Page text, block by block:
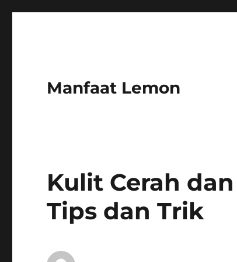
Manfaat Lemon
Kulit Cerah
Tips dan Trik